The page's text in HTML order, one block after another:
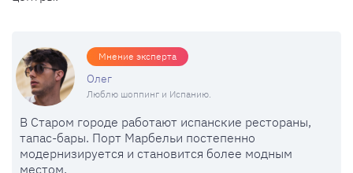
Мнение эксперта
Олег
Люблю шоппинг и Испанию.
В Старом городе работают испанские рестораны,
тапас-бары. Порт Марбельи постепенно
модернизируется и становится более модным
местом.